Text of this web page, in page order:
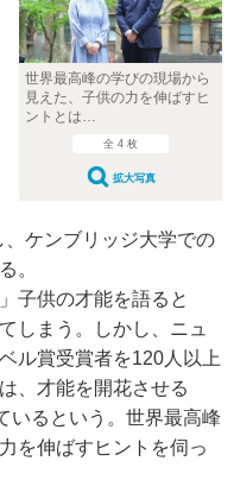
世界最高峰の学びの現場から
見えた、子供の力を伸ばすヒ
ントとは…
全 4 枚
拡大写真
、ケンブリッジ大学での
。
子供の才能を語ると
しまう。しかし、ニュ
ル賞受賞者を120人以上
、才能を開花させる
いるという。世界最高峰
を伸ばすヒントを伺っ